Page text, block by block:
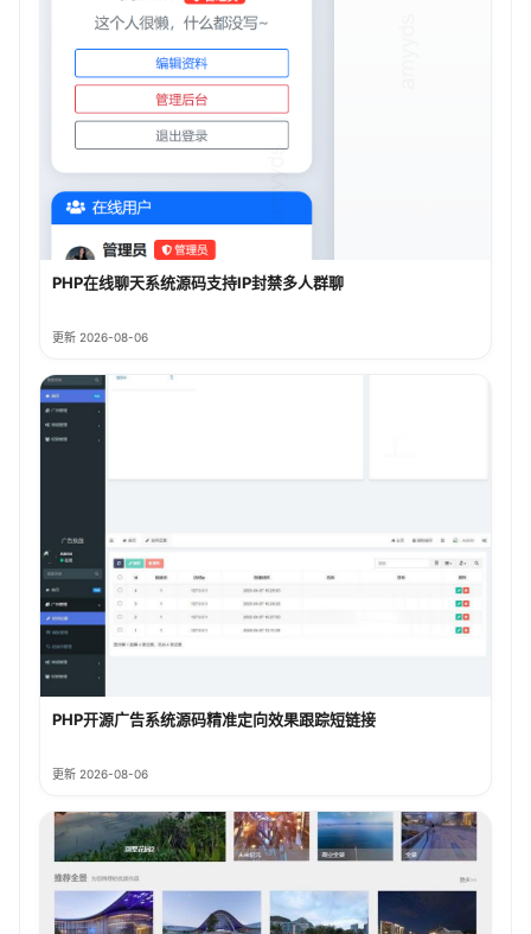
PHP在线聊天系统源码支持IP封禁多人群聊
更新 2026-08-06
PHP开源广告系统源码精准定向效果跟踪短链接
更新 2026-08-06